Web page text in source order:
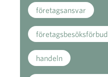
företagsansvar
företagsbesöksförbud
handeln